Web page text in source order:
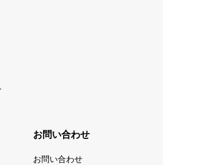
お問い合わせ
お問い合わせ